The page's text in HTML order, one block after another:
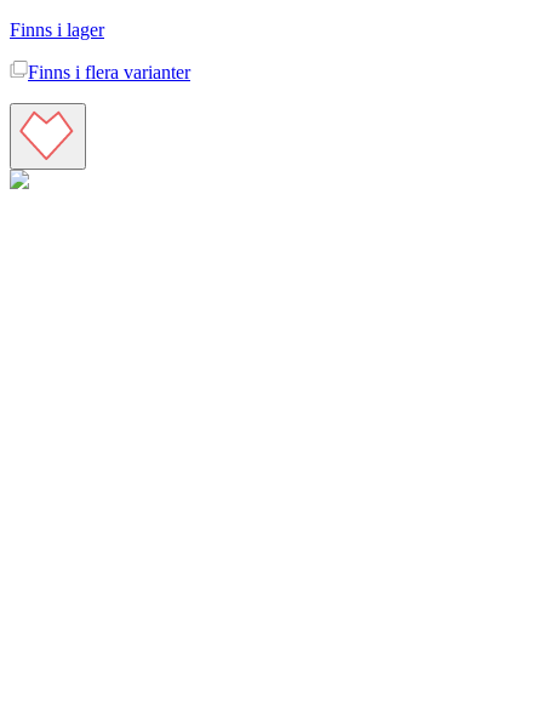
Finns i lager
Finns i flera varianter